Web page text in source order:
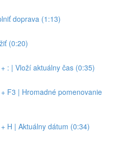
doprava (1:13)
(0:20)
: | Vloží aktuálny čas (0:35)
F3 | Hromadné pomenovanie
H | Aktuálny dátum (0:34)